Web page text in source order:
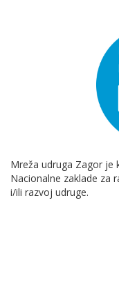
Mreža udruga Zagor je
Nacionalne zaklade za
i/ili razvoj udruge.